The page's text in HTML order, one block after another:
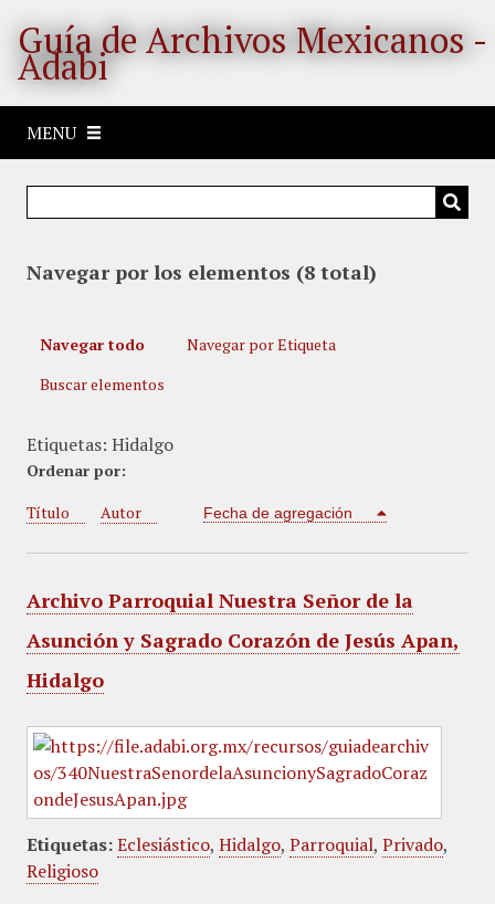
Guía de Archivos Mexicanos -
Adabi
MENU
Navegar por los elementos (8 total)
Navegar todo
Navegar por Etiqueta
Buscar elementos
Etiquetas: Hidalgo
Ordenar por:
Título
Autor Fecha de agregación
Archivo Parroquial Nuestra Señor de la
Asunción y Sagrado Corazón de Jesús Apan,
Hidalgo
Etiquetas: Eclesiástico, Hidalgo, Parroquial, Privado,
Religioso